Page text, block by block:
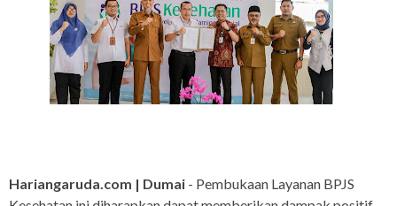
Hariangaruda.com | Dumai - Pembukaan Layanan BPJS